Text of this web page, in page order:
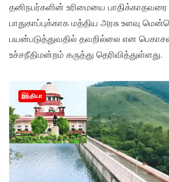
தனிநபர்களின் உரிமையை
பாதுகாப்புக்காக மத்திய அரசு உளவு
பயன்படுத்துவதில் தவறில்லை என
உச்சநீதிமன்றம் கருத்து தெரிவித்துள்ளது.
இந்தியா